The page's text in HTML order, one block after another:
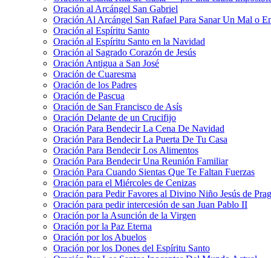
Oración al Arcángel San Gabriel
Oración Al Arcángel San Rafael Para Sanar Un Mal o
Oración al Espíritu Santo
Oración al Espíritu Santo en la Navidad
Oración al Sagrado Corazón de Jesús
Oración Antigua a San José
Oración de Cuaresma
Oración de los Padres
Oración de Pascua
Oración de San Francisco de Asís
Oración Delante de un Crucifijo
Oración Para Bendecir La Cena De Navidad
Oración Para Bendecir La Puerta De Tu Casa
Oración Para Bendecir Los Alimentos
Oración Para Bendecir Una Reunión Familiar
Oración Para Cuando Sientas Que Te Faltan Fuerzas
Oración para el Miércoles de Cenizas
Oración para Pedir Favores al Divino Niño Jesús de
Oración para pedir intercesión de san Juan Pablo II
Oración por la Asunción de la Virgen
Oración por la Paz Eterna
Oración por los Abuelos
Oración por los Dones del Espíritu Santo